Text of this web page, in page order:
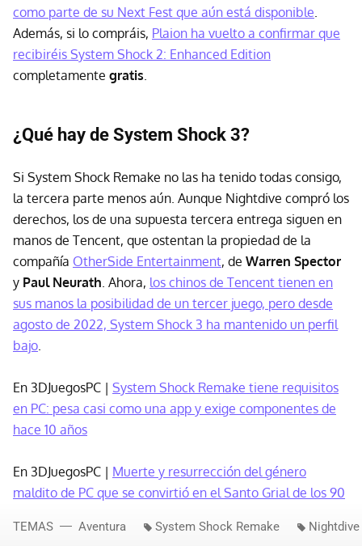
como parte de su Next Fest que aún está disponible
Además, si lo compráis, Plaion ha vuelto a confirmar que
recibiréis System Shock 2: Enhanced Edition
completamente gratis
¿Qué hay de System Shock 3?
Si System Shock Remake no las ha tenido todas consigo,
la tercera parte menos aún. Aunque Nightdive compró los
derechos, los de una supuesta tercera entrega siguen en
manos de Tencent, que ostentan la propiedad de la
compañía OtherSide Entertainment, de Warren Spector
y Paul Neurath . Ahora, los chinos de Tencent tienen en
sus manos la posibilidad de un tercer juego, pero desde
agosto de 2022, System Shock 3 ha mantenido un perfil
bajo
En 3DJuegosPC | System Shock Remake tiene requisitos
en PC: pesa casi como una app y exige componentes de
hace 10 años
En 3DJuegosPC | Muerte y resurrección del género
maldito de PC que se convirtió en el Santo Grial de los 90
TEMAS Aventura System Shock Remake